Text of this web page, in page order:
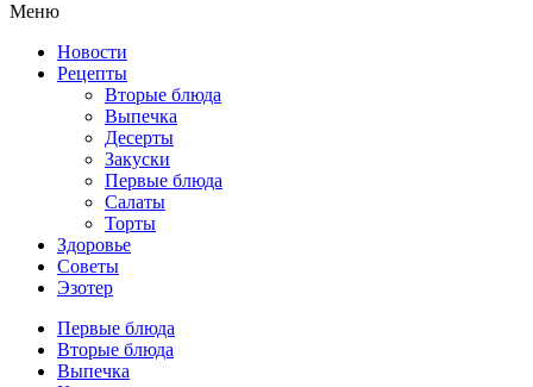
Меню
Новости
Рецепты
Вторые блюда
Выпечка
Десерты
Закуски
Первые блюда
Салаты
Торты
Здоровье
Советы
Эзотер
Первые блюда
Вторые блюда
Выпечка